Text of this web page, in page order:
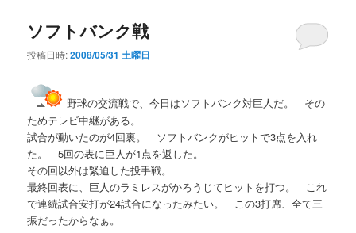
ソフトバンク戦
投稿日時:2008/05/31 土曜日
野球の交流戦で、今日はソフトバンク対巨人だ。 その
ためテレビ中継がある。
試合が動いたのが4回裏。 ソフトバンクがヒットで3点を入れ
た。 5回の表に巨人が1点を返した。
その回以外は緊迫した投手戦。
最終回表に、巨人のラミレスがかろうじてヒットを打つ。 これ
で連続試合安打が24試合になったみたい。 この3打席、全て三
振だったからなぁ。